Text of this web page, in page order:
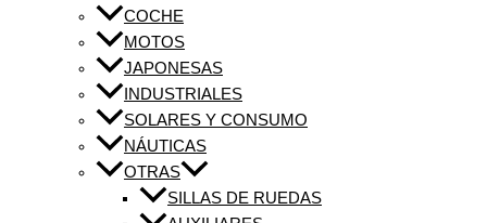
COCHE
MOTOS
JAPONESAS
INDUSTRIALES
SOLARES Y CONSUMO
NÁUTICAS
OTRAS
SILLAS DE RUEDAS